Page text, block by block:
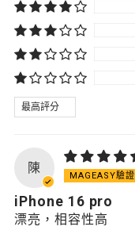
SORT BY
陳
iPhone 16 pro
漂亮，相容性高